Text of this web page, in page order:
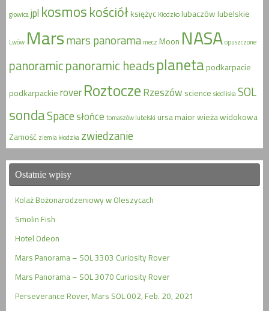
głowicajpl kosmoskościółksiężyc Kłodzkolubaczówlubelskie
Lwów Marsmars panorama mecz Moon NASAopuszczone
panoramicpanoramic headsplanetapodkarpacie
podkarpackierover Roztocze Rzeszów science siedliskaSOL
sondaSpacesłońce tomaszów lubelski ursa maiorwieża widokowa
Zamość ziemia kłodzka zwiedzanie
Ostatnie wpisy
Kolaż Bożonarodzeniowy w Oleszycach
Smolin Fish
Hotel Odeon
Mars Panorama – SOL 3303 Curiosity Rover
Mars Panorama – SOL 3070 Curiosity Rover
Perseverance Rover, Mars SOL 002, Feb. 20, 2021